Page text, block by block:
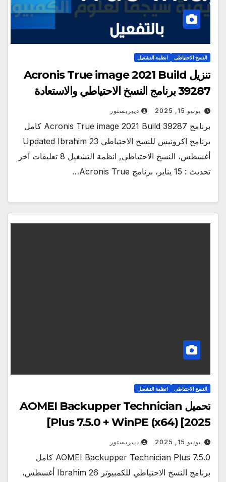
النسخ الاحتياطى انظمة التشغيل
تنزيل Acronis True image 2021 Build
39287 برنامج النسخ الاحتياطي والاستعادة
يونيو 15, 2025 ديبريستور
برنامج Acronis True image 2021 Build 39287 كامل
برنامج اكرونيس للنسخ الاحتياطي Updated Ibrahim 23
أغسطس، النسخ الاحتياطى, انظمة التشغيل 8 تعليقات آخر
تحديث : 15 يناير، برنامج Acronis True…
النسخ الاحتياطى انظمة التشغيل
تحميل AOMEI Backupper Technician
Plus 7.5.0 + WinPE (x64) [2025]
يونيو 15, 2025 ديبريستور
AOMEI Backupper Technician Plus 7.5.0 كامل
برنامج النسخ الاحتياطي للكمبيوتر Ibrahim 26 أغسطس،